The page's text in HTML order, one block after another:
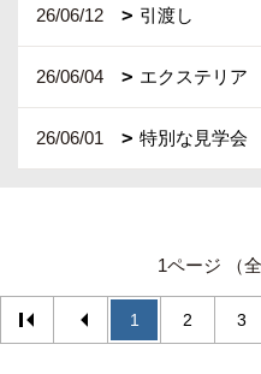
26/06/12 引渡し
26/06/04 エクステリア
26/06/01 特別な見学会
1ページ （
1 2 3